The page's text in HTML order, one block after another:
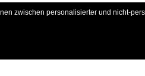
Haltestelle "CORUM" der
Haltestelle "Georges Pompidou" und
der Strassenbahn von Montpellier,
zwischen personalisierter und nicht-